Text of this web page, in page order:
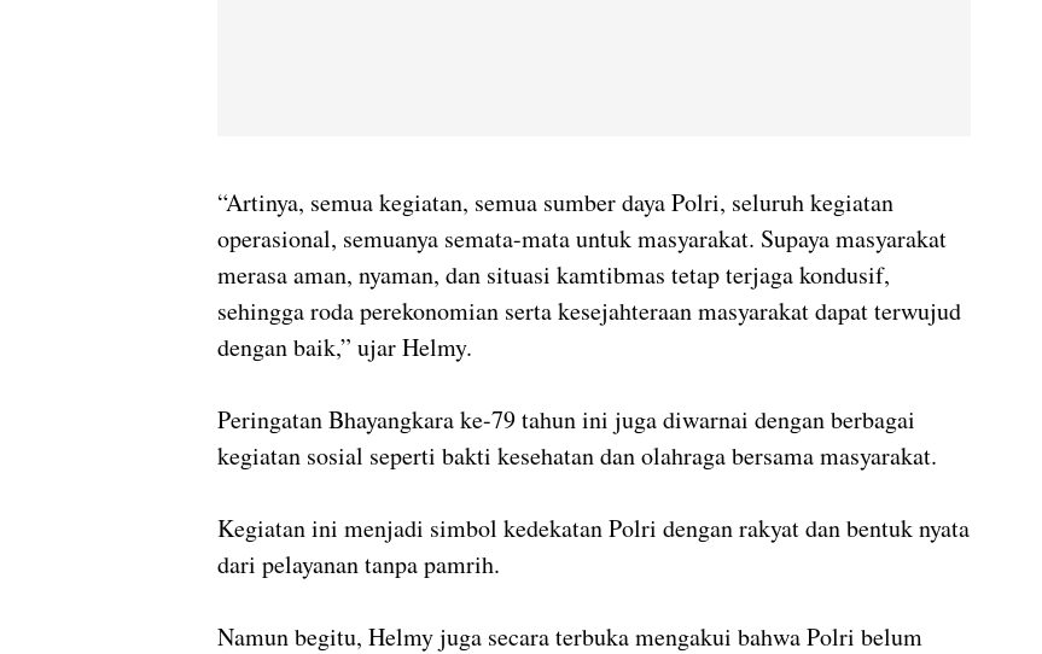
“Artinya, semua kegiatan, semua sumber daya Polri, seluruh kegiatan
operasional, semuanya semata-mata untuk masyarakat. Supaya masyarakat
merasa aman, nyaman, dan situasi kamtibmas tetap terjaga kondusif,
sehingga roda perekonomian serta kesejahteraan masyarakat dapat terwujud
dengan baik,” ujar Helmy.
Peringatan Bhayangkara ke-79 tahun ini juga diwarnai dengan berbagai
kegiatan sosial seperti bakti kesehatan dan olahraga bersama masyarakat.
Kegiatan ini menjadi simbol kedekatan Polri dengan rakyat dan bentuk nyata
dari pelayanan tanpa pamrih.
Namun begitu, Helmy juga secara terbuka mengakui bahwa Polri belum